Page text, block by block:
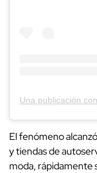
El fenómeno
y tiendas de
moda, rápidamente